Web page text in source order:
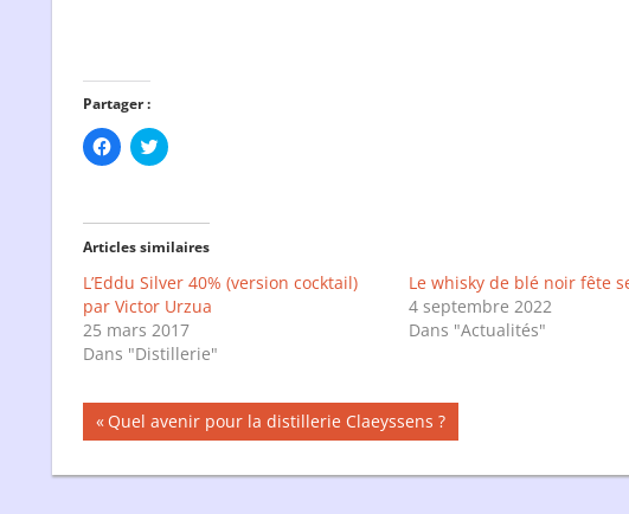
Partager :
Cliquez
pour
dans
nouvelle
Cliquez
pour
dans
nouvelle
Articles similaires
L’Eddu Silver 40% (version cocktail)
par Victor Urzua
25 mars 2017
Dans "Distillerie"
Le whisky de blé noir fête
4 septembre 2022
Dans "Actualités"
Navigation
de
Publication
précédente :
Quel avenir pour la distillerie Claeyssens ?